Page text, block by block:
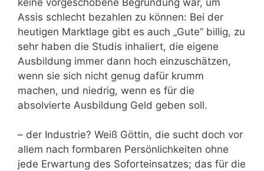
Assis schlecht bezahlen zu können: Bei der
heutigen Marktlage gibt es auch „Gute“ billig, zu
sehr haben die Studis inhaliert, die eigene
Ausbildung immer dann hoch einzuschätzen,
wenn sie sich nicht genug dafür krumm
machen, und niedrig, wenn es für die
absolvierte Ausbildung Geld geben soll.
– der Industrie? Weiß Göttin, die sucht doch vor
allem nach formbaren Persönlichkeiten ohne
jede Erwartung des Soforteinsatzes; das für die